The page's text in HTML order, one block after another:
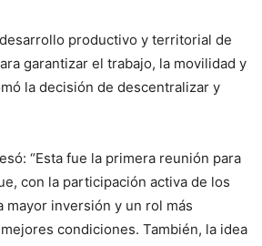
productivo y territorial de
garantizar el trabajo, la movilidad y
la decisión de descentralizar y
“Esta fue la primera reunión para
con la participación activa de los
inversión y un rol más
condiciones. También, la idea